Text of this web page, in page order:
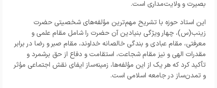
بصیرت و ولایت‌مداری است.
این استاد حوزه با تشریح مهم‌ترین مؤلفه‌های شخصیتی حضرت
زینب(س)، چهار ویژگی بنیادین آن حضرت را شامل مقام علمی و
معرفتی، مقام عبادی و بندگی خالصانه خداوند، مقام صبر و رضا در برابر
مقدرات الهی و نیز مقام شجاعت، استقامت و دفاع از حق برشمرد و
تأکید کرد که هر یک از این مؤلفه‌ها، زمینه‌ساز ایفای نقش اجتماعی مؤثر
و تمدن‌ساز در جامعه اسلامی است.